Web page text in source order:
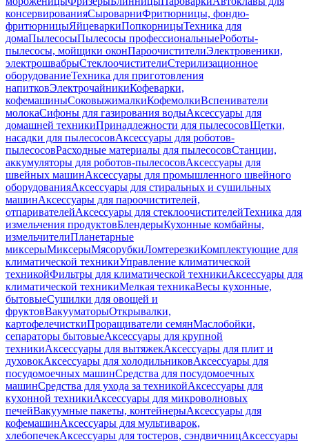
консервированияСыроварниФритюрницы, фондю-
фритюрницыЯйцеваркиПопкорницыТехника для
домаПылесосыПылесосы профессиональныеРоботы-
пылесосы, мойщики оконПароочистителиЭлектровеники,
электрошвабрыСтеклоочистителиСтерилизационное
оборудованиеТехника для приготовления
напитковЭлектрочайникиКофеварки,
кофемашиныСоковыжималкиКофемолкиВспениватели
молокаСифоны для газирования водыАксессуары для
домашней техникиПринадлежности для пылесосовЩетки,
насадки для пылесосовАксессуары для роботов-
пылесосовРасходные материалы для пылесосовСтанции,
аккумуляторы для роботов-пылесосовАксессуары для
швейных машинАксессуары для промышленного швейного
оборудованияАксессуары для стиральных и сушильных
машинАксессуары для пароочистителей,
отпаривателейАксессуары для стеклоочистителейТехника для
измельчения продуктовБлендерыКухонные комбайны,
измельчителиПланетарные
миксерыМиксерыМясорубкиЛомтерезкиКомплектующие для
климатической техникиУправление климатической
техникойФильтры для климатической техникиАксессуары для
климатической техникиМелкая техникаВесы кухонные,
бытовыеСушилки для овощей и
фруктовВакууматорыОткрывалки,
картофелечисткиПроращиватели семянМаслобойки,
сепараторы бытовыеАксессуары для крупной
техникиАксессуары для вытяжекАксессуары для плит и
духовокАксессуары для холодильниковАксессуары для
посудомоечных машинСредства для посудомоечных
машинСредства для ухода за техникойАксессуары для
кухонной техникиАксессуары для микроволновых
печейВакуумные пакеты, контейнерыАксессуары для
кофемашинАксессуары для мультиварок,
хлебопечекАксессуары для тостеров, сэндвичницАксессуары